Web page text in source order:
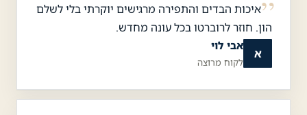
איכות הבדים והתפירה מרגישים יוקרתי בלי לשלם
הון. חוזר לרוברטו בכל עונה מחדש.
א
אבי לוי
לקוח מרוצה